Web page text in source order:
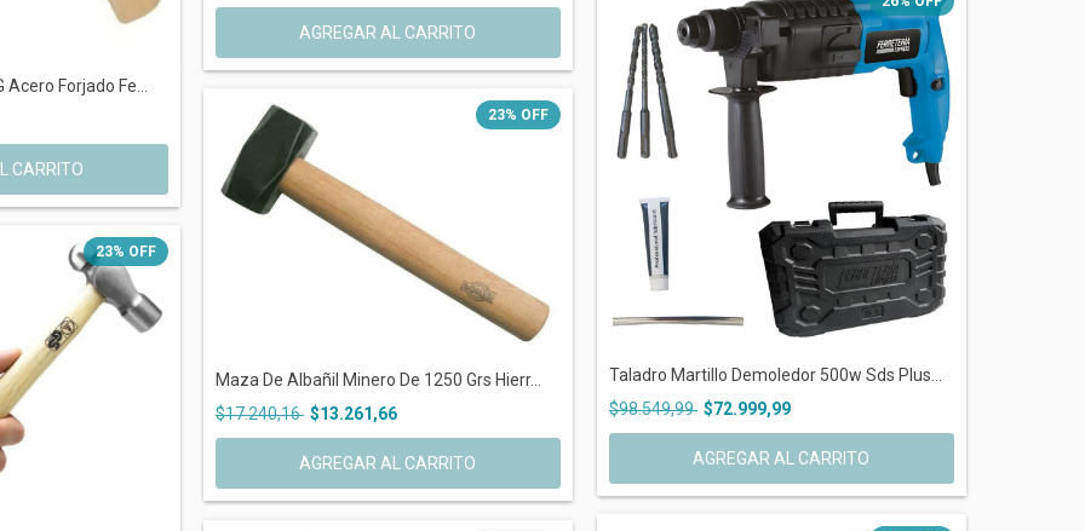
Forjado Fe...
23% OFF
23% OFF
Maza De Albañil Minero De 1250 Grs Hierr...
$17.240,16 $13.261,66
Taladro Martillo Demoledor 500w Sds Plus...
$98.549,99 $72.999,99